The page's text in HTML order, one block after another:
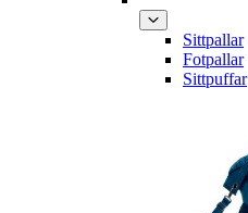
Sittpallar
Fotpallar
Sittpuffar